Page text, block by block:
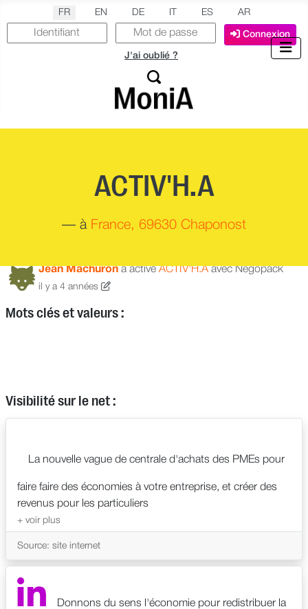
Sélectionnez votre langue
FR EN DE ES AR
Connexion
J'ai oublié ?
Jean Machurona activéACTIV'H.Aavec Negopack
il y a 4 années
ACTIV'H.A
— à France, 69630 Chaponost
Mots clés et valeurs :
Visibilité sur le net :
La nouvelle vague de centrale d'achats des PMEs pour
faire faire des économies à votre entreprise, et créer des
revenus pour les particuliers
Source: site internet
Donnons du sens l'économie pour redistribuer la